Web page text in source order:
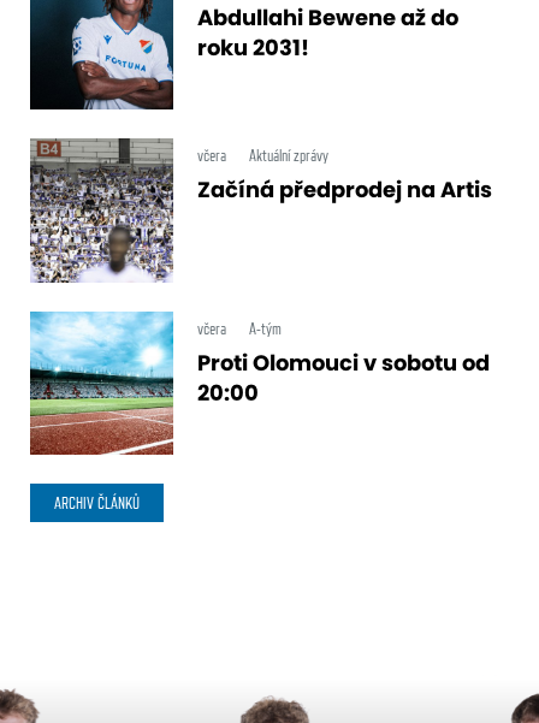
Abdullahi Bewene až do
roku 2031!
včera Aktuální zprávy
Začíná předprodej na Artis
včera A-tým
Proti Olomouci v sobotu od
20:00
ARCHIV ČLÁNKŮ